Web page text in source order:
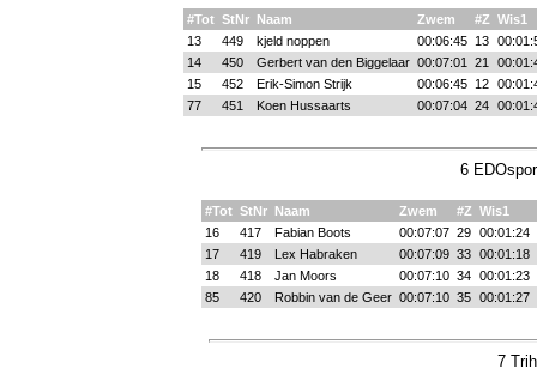
#Tot StNr Naam Zwem #Z Wis1
13
449 kjeld noppen 00:06:45 13
14
450 Gerbert van den Biggelaar 00:07:01 21
15
452 Erik-Simon Strijk 00:06:45 12
77
451 Koen Hussaarts 00:07:04 24
6
#Tot StNr Naam Zwem #Z Wis1
16
417 Fabian Boots 00:07:07 29 00:01:24
17
419 Lex Habraken 00:07:09 33 00:01:18
18
418 Jan Moors 00:07:10 34 00:01:23
85
420 Robbin van de Geer 00:07:10 35 00:01:27
7